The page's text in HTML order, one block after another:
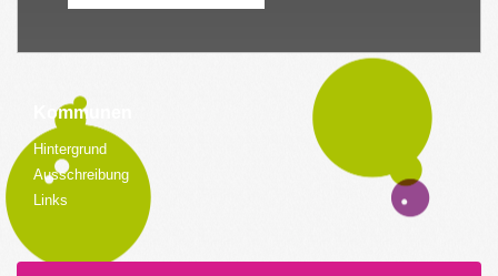
Kommunen
Hintergrund
Ausschreibung
Links